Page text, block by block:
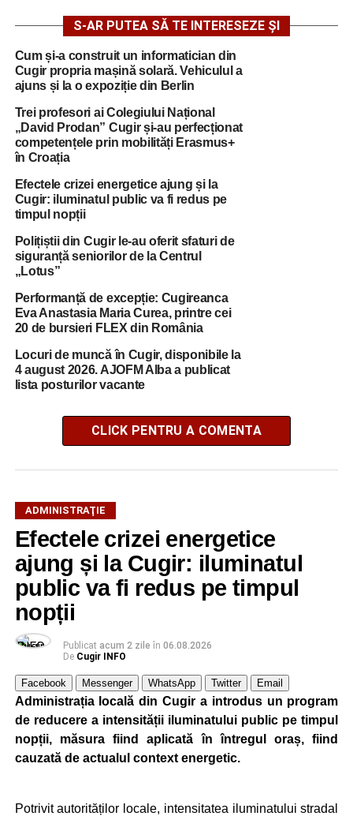
S-AR PUTEA SĂ TE INTERESEZE ȘI
Cum și-a construit un informatician din
Cugir propria mașină solară. Vehiculul a
ajuns și la o expoziție din Berlin
Trei profesori ai Colegiului Național
„David Prodan” Cugir și-au perfecționat
competențele prin mobilități Erasmus+
în Croația
Efectele crizei energetice ajung și la
Cugir: iluminatul public va fi redus pe
timpul nopții
Polițiștii din Cugir le-au oferit sfaturi de
siguranță seniorilor de la Centrul
„Lotus”
Performanță de excepție: Cugireanca
Eva Anastasia Maria Curea, printre cei
20 de bursieri FLEX din România
Locuri de muncă în Cugir, disponibile la
4 august 2026. AJOFM Alba a publicat
lista posturilor vacante
CLICK PENTRU A COMENTA
ADMINISTRAŢIE
Efectele crizei energetice
ajung și la Cugir: iluminatul
public va fi redus pe timpul
nopții
Publicat acum 2 zile în 06.08.2026
De Cugir INFO
Facebook Messenger WhatsApp Twitter Email
Administrația locală din Cugir a introdus un program
de reducere a intensității iluminatului public pe timpul
nopții, măsura fiind aplicată în întregul oraș, fiind
cauzată de actualul context energetic.
Potrivit autorităților locale, intensitatea iluminatului stradal